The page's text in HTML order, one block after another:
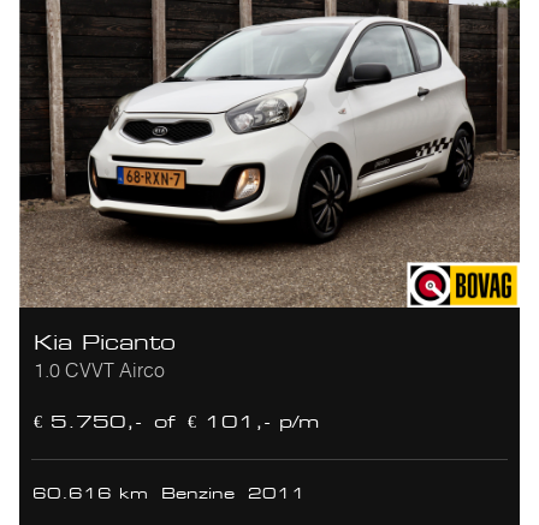
Kia Picanto
1.0 CVVT Airco
€ 5.750,- of € 101,- p/m
60.616 km Benzine 2011